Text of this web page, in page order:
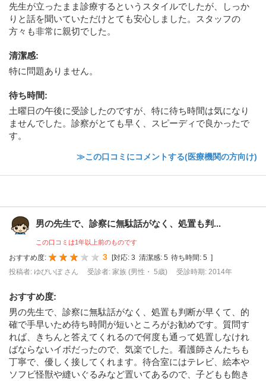
先生が立ったまま診療するというスタイルでしたが、しっか
りと話を聞いていただけとても安心しました。スタッフの
方々も非常に親切でした。
清潔感:
特に問題ありません。
待ち時間:
土曜日の午後に受診したのですが、特に待ち時間は気になり
ませんでした。診察がとても早く、スピーディで良かったで
す。
≫この口コミにコメントする(医療機関の方向け)
男の先生で、診察に無駄話がなく、処置も判...
この口コミは1年以上前のものです
おすすめ度: 3 対応: 3 清潔感: 5 待ち時間: 5
投稿者: ゆびいぼ さん
受診者: 家族 (男性・ 5歳) 受診時期: 2014年
おすすめ度:
男の先生で、診察に無駄話がなく、処置も判断が早くて、的
確で手早いため待ち時間が短いところがお勧めです。質問す
れば、きちんと答えてくれるので何度も通って処置しなけれ
ばならないイボだったので、気楽でした。看護師さんたちも
丁寧で、優しく接してくれます。待合室にはテレビ、絵本や
ソフビ怪獣や縫いぐるみなど置いてあるので、子どもも飽き